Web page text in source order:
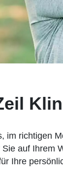
im richtigen
auf Ihrem
Ihre